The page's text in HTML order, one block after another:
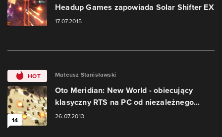
Headup Games zapowiada Solar Shifter EX
17.07.2015
HOT
14
Mateusz Stanisławski
Oto Meridian: New World - obiecujący
klasyczny RTS na PC od niezależnego...
26.07.2013